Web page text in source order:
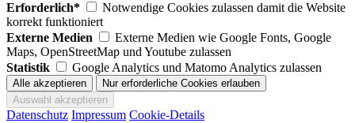
Erforderlich*
Notwendige Cookies zulassen damit die Website
korrekt funktioniert
Externe Medien
Externe Medien wie Google Fonts, Google
Maps, OpenStreetMap und Youtube zulassen
Statistik
Google Analytics und Matomo Analytics zulassen
Datenschutz Impressum Cookie-Details